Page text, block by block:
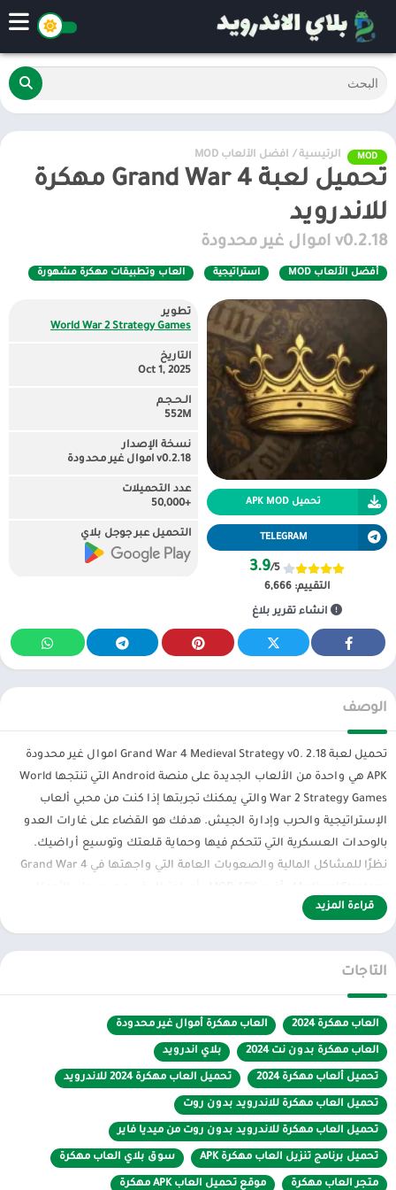
MOD الرئيسية / أفضل الألعاب MOD
تحميل لعبة Grand War 4 مهكرة
للاندرويد
v0.2.18 اموال غير محدودة
أفضل الألعاب MOD استراتيجية العاب وتطبيقات مهكرة مشهورة
تحميل APK MOD
TELEGRAM
3.9/5
التقييم: 6,666
انشاء تقرير بلاغ
تطوير
World War 2 Strategy Games
التاريخ
Oct 1, 2025
الـحـجـم
552M
نسخة الإصدار
v0.2.18 اموال غير محدودة
عدد التحميلات
+50,000
التحميل عبر جوجل بلاي
الوصف
تحميل لعبة Grand War 4 Medieval Strategy v0. 2.18 اموال غير محدودة
APK هي واحدة من الألعاب الجديدة على منصة Android التي تنتجها World
War 2 Strategy Games والتي يمكنك تجربتها إذا كنت من محبي ألعاب
الإستراتيجية والحرب وإدارة الجيش. هدفك هو القضاء على غارات العدو
بالوحدات العسكرية التي تتحكم فيها وحماية قلعتك وتوسيع أراضيك.
نظرًا للمشاكل المالية والصعوبات العامة التي واجهتها في Grand War 4
والاحتيال غير المحدود على الذهب والاحتيال في الشراء ، حتى تتمكن من
الاستمتاع باللعبة على أكمل وجه والتفوق على أعدائك. تنتظرك عشرات
المراحل والجنرالات المشهورين عالميًا والحروب طويلة الأمد والمزيد. في
للتنزيل للجميع. الرسومات ثنائية الأبعاد – ثلاثية الأبعاد وجودة الصوت جيدة.
يمكن توفير عناصر التحكم بإصبعين. نظرًا لأن Grand War 4 Medieval
Strategy جديدة في متجر Play، فهي غير متاحة للتنزيل.
في “الحرب الكبرى 4: استراتيجية العصور الوسطى”، ستصبح قائدًا
أسطوريًا، وتتوافق بحرية مع الجنرالات التاريخيين وفيالق النخبة، وتستخدم
نظام الإنتاج داخل اللعبة لعكس مسار الأمور في الوقت الفعلي. من آخر
راية نسر للفيلق الروماني الغربي إلى البريد الدموي لفرسان النورمان، كل
قرار سيُعيد رسم خريطة أوروبا!
قراءة المزيد
التاجات
العاب مهكرة 2024 العاب مهكرة أموال غير محدودة
العاب مهكرة بدون نت 2024 بلاي اندرويد
تحميل ألعاب مهكرة 2024 تحميل العاب مهكرة 2024 للاندرويد
تحميل العاب مهكرة للاندرويد بدون روت
تحميل العاب مهكرة للاندرويد بدون روت من ميديا فاير
تحميل برنامج تنزيل العاب مهكرة APK سوق بلاي العاب مهكرة
متجر العاب مهكرة موقع تحميل العاب APK مهكرة